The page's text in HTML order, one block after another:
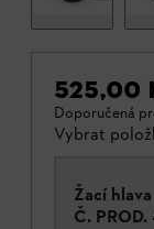
525,00
Doporučená
Vybrat
Žací
Č. PROD.